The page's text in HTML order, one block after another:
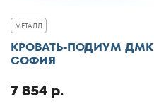
МЕТАЛЛ
КРОВАТЬ-ПОДИУМ ДМК
СОФИЯ
7 854 р.